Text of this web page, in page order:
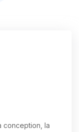
conception, la